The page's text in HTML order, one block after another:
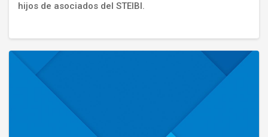
hijos de asociados del STEIBI.